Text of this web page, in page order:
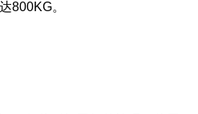
800KG。